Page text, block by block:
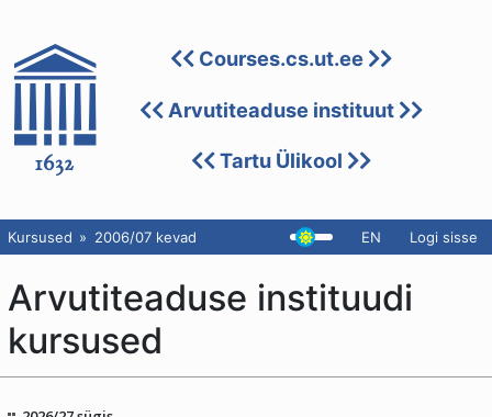
Courses.cs.ut.ee
Arvutiteaduse instituut
Tartu Ülikool
Kursused 2006/07 kevad EN Logi sisse
Arvutiteaduse instituudi
kursused